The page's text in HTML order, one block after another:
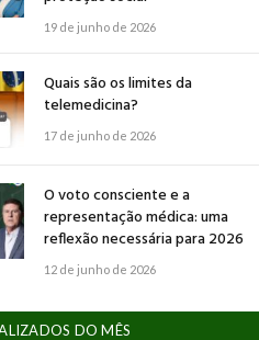
19 de junho de 2026
Quais são os limites da
telemedicina?
17 de junho de 2026
O voto consciente e a
representação médica: uma
reflexão necessária para 2026
12 de junho de 2026
DO MÊS